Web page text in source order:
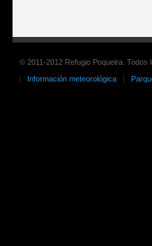
© 2011-2012 Refugio Poqueira. Todos
Información meteorológica